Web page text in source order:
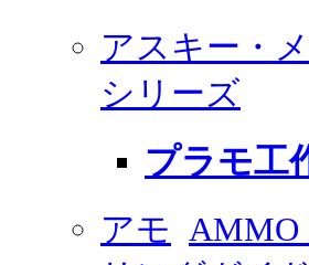
アスキー・
シリーズ
プラモ工
アモ AMMO